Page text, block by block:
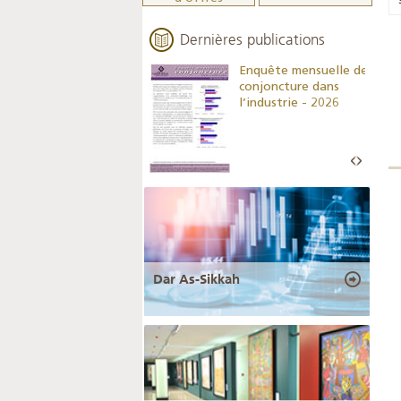
Dernières publications
Enquête mensuelle de
conjoncture dans
l’industrie - 2026
Dar As-Sikkah